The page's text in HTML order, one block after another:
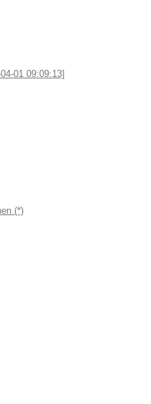
01 09:09:13]
(*)